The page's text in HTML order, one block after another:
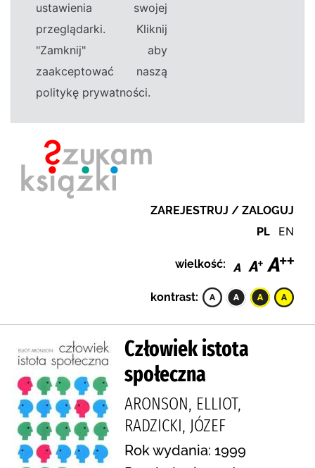
ustawienia swojej
przeglądarki. Kliknij
"Zamknij" aby
zaakceptować naszą
politykę prywatności.
ZAREJESTRUJ / ZALOGUJ
PL EN
wielkość:
kontrast:
Człowiek istota
społeczna
ARONSON, ELLIOT,
RADZICKI, JÓZEF
Rok wydania: 1999